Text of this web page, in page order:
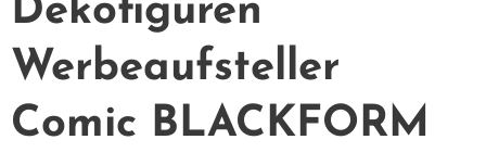
Dekofiguren
Werbeaufsteller
Comic BLACKFORM